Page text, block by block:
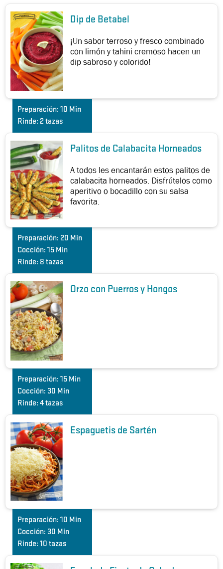
Dip de Betabel
¡Un sabor terroso y fresco combinado
con limón y tahini cremoso hacen un
dip sabroso y colorido!
Preparación: 10 Min
Rinde: 2 tazas
Palitos de Calabacita Horneados
A todos les encantarán estos palitos de
calabacita horneados. Disfrútelos como
aperitivo o bocadillo con su salsa
favorita.
Preparación: 20 Min
Cocción: 15 Min
Rinde: 8 tazas
Orzo con Puerros y Hongos
Preparación: 15 Min
Cocción: 30 Min
Rinde: 4 tazas
Espaguetis de Sartén
Preparación: 10 Min
Cocción: 30 Min
Rinde: 10 tazas